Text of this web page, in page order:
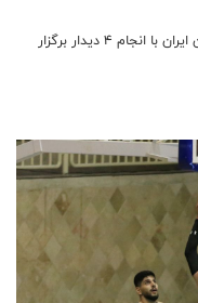
دیدار سوم مرحله یک چهارم نهایی لیگ برتر آقایان ایران با انجام 4 دیدار برگزار